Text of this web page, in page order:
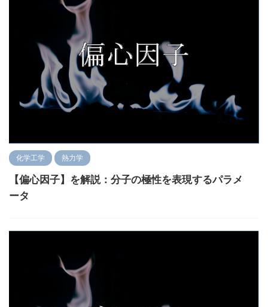
化学工学 熱力学
【偏心因子】を解説：分子の極性を表現するパラメ
ータ